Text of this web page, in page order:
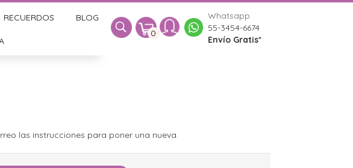
RECUERDOS BLOG
0
Whatsapp
55-3454-6674
Envío Gratis*
las instrucciones para poner una nueva.